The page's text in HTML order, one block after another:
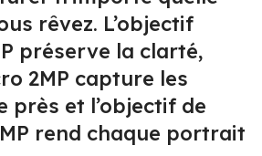
rêvez. L’objectif
préserve la clarté,
2MP capture les
près et l’objectif de
rend chaque portrait